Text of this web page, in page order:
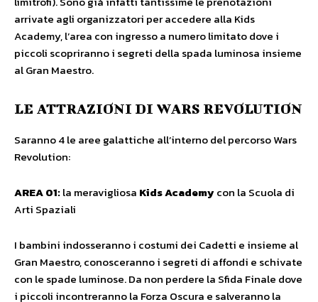
arrivate agli organizzatori per accedere alla Kids
Academy, l’area con ingresso a numero limitato dove i
piccoli scopriranno i segreti della spada luminosa insieme
al Gran Maestro.
LE ATTRAZIONI DI WARS REVOLUTION
Saranno 4 le aree galattiche all’interno del percorso Wars
Revolution:
AREA 01:la meravigliosa Kids Academycon la Scuola di
Arti Spaziali
I bambini indosseranno i costumi dei Cadetti e insieme al
Gran Maestro, conosceranno i segreti di affondi e schivate
con le spade luminose. Da non perdere la Sfida Finale dove
i piccoli incontreranno la Forza Oscura e salveranno la